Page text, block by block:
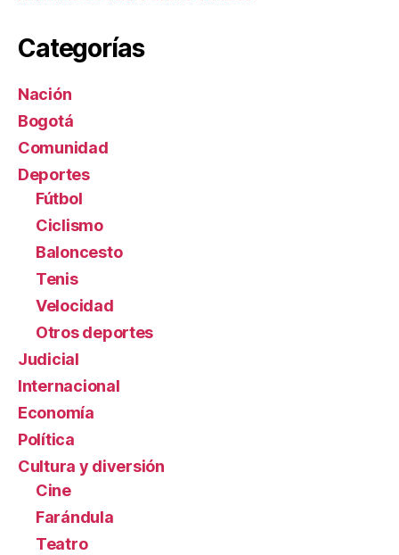
Categorías
Nación
Bogotá
Comunidad
Deportes
Fútbol
Ciclismo
Baloncesto
Tenis
Velocidad
Otros deportes
Judicial
Internacional
Economía
Política
Cultura y diversión
Cine
Farándula
Teatro